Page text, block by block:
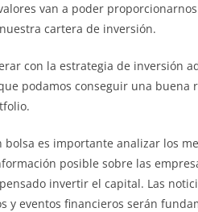
van a poder
cartera de inversión.
con la estrategia de inversión
podamos conseguir una buena
bolsa es importante analizar los
posible sobre las
invertir el capital. Las
y eventos financieros serán